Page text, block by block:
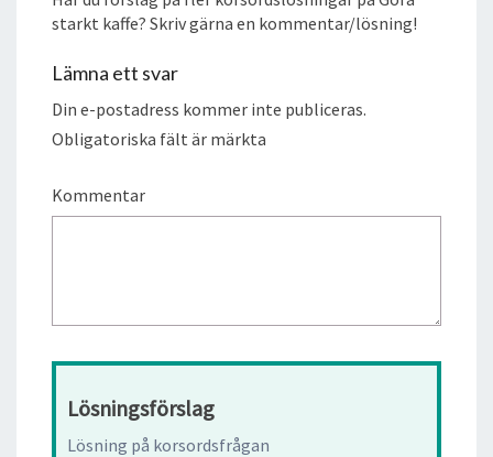
starkt kaffe? Skriv gärna en kommentar/lösning!
Lämna ett svar
Din e-postadress kommer inte publiceras.
Obligatoriska fält är märkta
Kommentar
Lösningsförslag
Lösning på korsordsfrågan